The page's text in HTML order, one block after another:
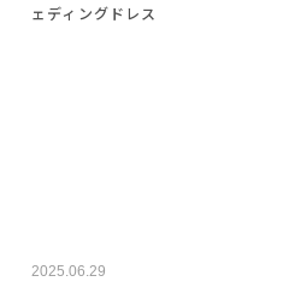
ェディングドレス
2025.06.29